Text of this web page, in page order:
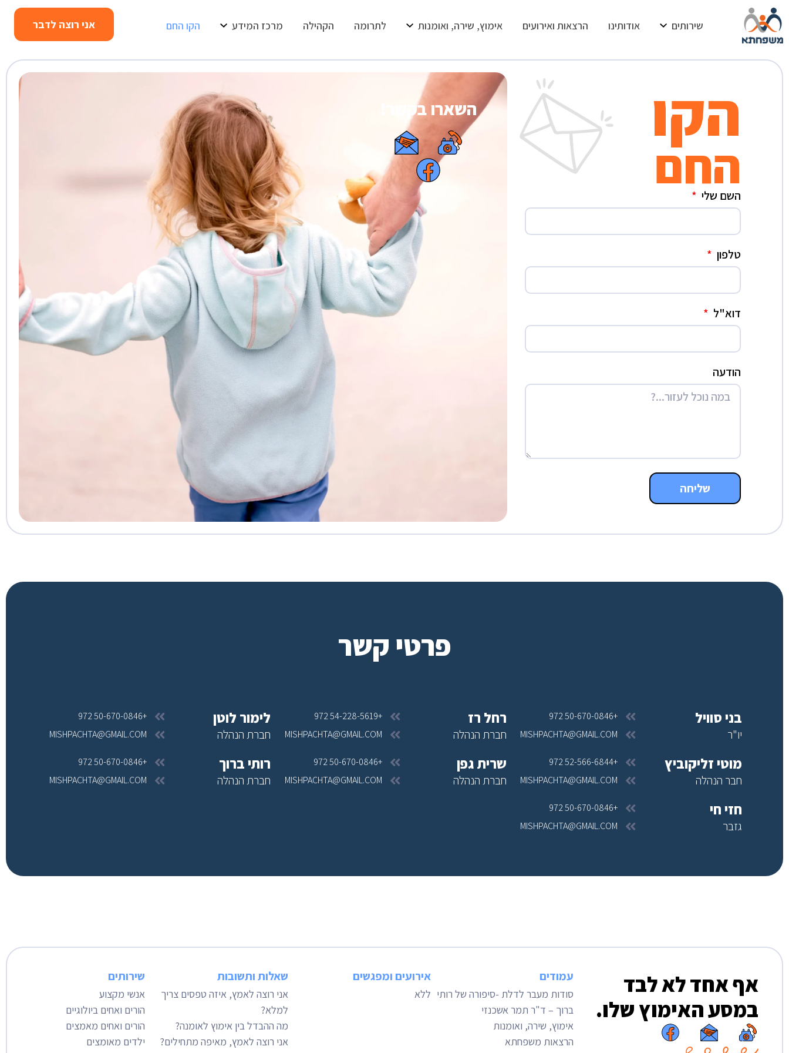
שירותים אודותינו הרצאות ואירועים אימוץ, שירה, ואומנות לתרומה הקהילה מרכז המידע הקו החם אני רוצה לדבר
הקו
החם
השם שלי
טלפון
דוא"ל
הודעה
שליחה
השארו בקשר!
פרטי קשר
בני סוויל
יו"ר
+972 50-670-0846
MISHPACHTA@GMAIL.COM
רחל רז
חברת הנהלה
+972 54-228-5619
MISHPACHTA@GMAIL.COM
לימור לוטן
חברת הנהלה
+972 50-670-0846
MISHPACHTA@GMAIL.COM
מוטי זליקוביץ
חבר הנהלה
+972 52-566-6844
MISHPACHTA@GMAIL.COM
שרית גפן
חברת הנהלה
+972 50-670-0846
MISHPACHTA@GMAIL.COM
רותי ברוך
חברת הנהלה
+972 50-670-0846
MISHPACHTA@GMAIL.COM
חזי חי
גזבר
+972 50-670-0846
MISHPACHTA@GMAIL.COM
אף אחד לא לבד
במסע האימוץ שלו.
עמודים
סודות מעבר לדלת -סיפורה של רותי
ברוך – ד"ר תמר אשכנזי
אימוץ, שירה, ואומנות
הרצאות משפחתא
אירועים ומפגשים
ללא
שאלות ותשובות
אני רוצה לאמץ, איזה טפסים צריך
למלא?
מה ההבדל בין אימוץ לאומנה?
אני רוצה לאמץ, מאיפה מתחילים?
שירותים
אנשי מקצוע
הורים ואחים ביולוגיים
הורים ואחים מאמצים
ילדים מאומצים